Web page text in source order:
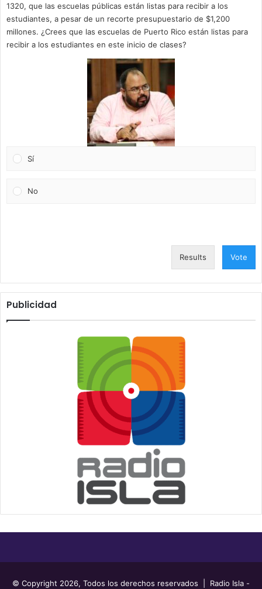
1320, que las escuelas públicas están listas para recibir a los
estudiantes, a pesar de un recorte presupuestario de $1,200
millones. ¿Crees que las escuelas de Puerto Rico están listas para
recibir a los estudiantes en este inicio de clases?
Sí
No
Results Vote
Publicidad
© Copyright 2026, Todos los derechos reservados | Radio Isla -